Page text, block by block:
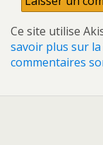
Ce site utilise
savoir plus sur
commentaires